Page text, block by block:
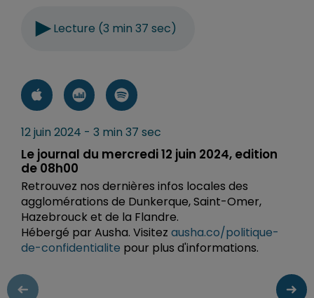
Lecture (3 min 37 sec)
12 juin 2024 - 3 min 37 sec
Le journal du mercredi 12 juin 2024, edition
de 08h00
Retrouvez nos dernières infos locales des
agglomérations de Dunkerque, Saint-Omer,
Hazebrouck et de la Flandre.
Hébergé par Ausha. Visitez ausha.co/politique-
de-confidentialite pour plus d'informations.